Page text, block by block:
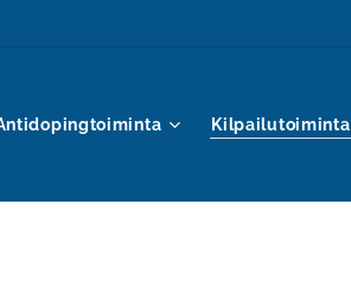
Kilpailutoiminta